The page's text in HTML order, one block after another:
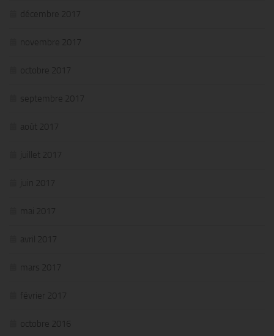
décembre 2017
novembre 2017
octobre 2017
septembre 2017
août 2017
juillet 2017
juin 2017
mai 2017
avril 2017
mars 2017
février 2017
octobre 2016